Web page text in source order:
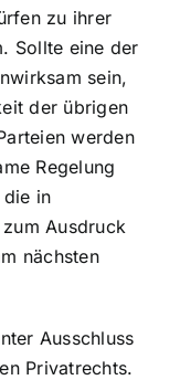
zu ihrer
Sollte eine der
sein,
der übrigen
werden
Regelung
die in
Ausdruck
nächsten
Ausschluss
Privatrechts.